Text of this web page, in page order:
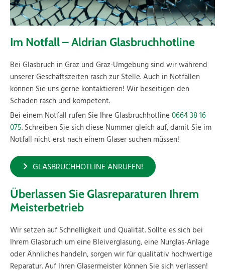
Im Notfall – Aldrian Glasbruchhotline
Bei Glasbruch in Graz und Graz-Umgebung sind wir während
unserer Geschäftszeiten rasch zur Stelle. Auch in Notfällen
können Sie uns gerne kontaktieren! Wir beseitigen den
Schaden rasch und kompetent.
Bei einem Notfall rufen Sie Ihre Glasbruchhotline 0664 38 16
075. Schreiben Sie sich diese Nummer gleich auf, damit Sie im
Notfall nicht erst nach einem Glaser suchen müssen!
GLASBRUCHHOTLINE ANRUFEN!
Überlassen Sie Glasreparaturen Ihrem
Meisterbetrieb
Wir setzen auf Schnelligkeit und Qualität. Sollte es sich bei
Ihrem Glasbruch um eine Bleiverglasung, eine Nurglas-Anlage
oder Ähnliches handeln, sorgen wir für qualitativ hochwertige
Reparatur. Auf Ihren Glasermeister können Sie sich verlassen!